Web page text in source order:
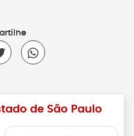
de São Paulo